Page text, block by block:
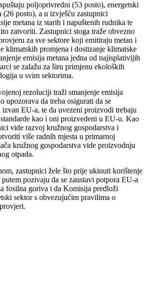
poljoprivredni (53 posto), energetski
(26 posto), a u izvješću zastupnici
metana iz starih i napuštenih rudnika te
zatvoriti. Zastupnici stoga traže obvezno
za sve sektore koji emitiraju metan i
klimatskih promjena i dostizanje klimatske
emisija metana jedna od najisplativijih
se zalažu za širu primjenu ekoloških
u svim sektorima.
rezoluciji traži smanjenje emisija
upozorava da treba osigurati da se
EU-a, te da uvezeni proizvodi trebaju
kao i oni proizvedeni u EU-u. Kao
vide razvoj kružnog gospodarstva i
više radnih mjesta u primarnoj
kružnog gospodarstva vide proizvodnju
otpada.
zastupnici žele što prije ukinuti korištenje
pozivaju da se zaustavi potpora EU-a
fosilna goriva i da Komisija predloži
sektor s obvezujućim pravilima o